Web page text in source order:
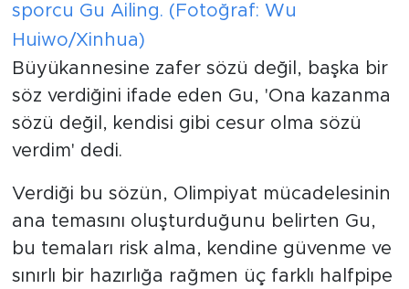
sporcu Gu Ailing. (Fotoğraf: Wu
Huiwo/Xinhua)
Büyükannesine zafer sözü değil, başka bir
söz verdiğini ifade eden Gu, 'Ona kazanma
sözü değil, kendisi gibi cesur olma sözü
verdim' dedi.
Verdiği bu sözün, Olimpiyat mücadelesinin
ana temasını oluşturduğunu belirten Gu,
bu temaları risk alma, kendine güvenme ve
sınırlı bir hazırlığa rağmen üç farklı halfpipe